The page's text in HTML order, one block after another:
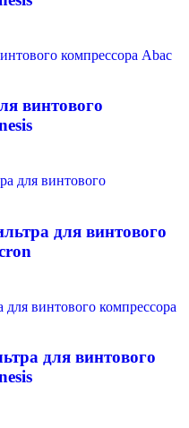
винтового
для винтового
для винтового